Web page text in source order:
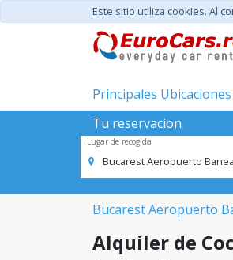
Este sitio utiliza cookies. Al
Principales
Tu reservacion
Lugar de recogida
Bucarest Aeropuerto
Bucarest Aeropuerto
Alquiler de